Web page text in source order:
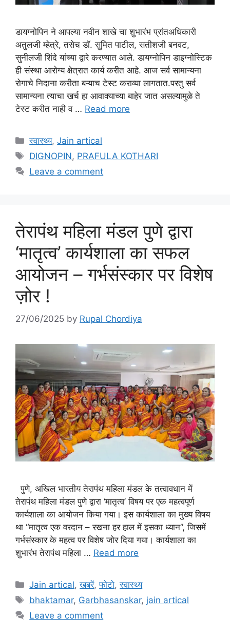
डायग्नोपिन ने आपल्या नवीन शाखे चा शुभारंभ प्रांतअधिकारी
अतुलजी म्हेत्रे, तसेच डॉ. सुमित पाटील, सतीशजी बनवट,
सुनीलजी शिंदे यांच्या द्वारे करण्यात आले. डायग्नोपिन डाइग्नोस्टिक
ही संस्था आरोग्य क्षेत्रात कार्य करीत आहे. आज सर्व सामान्यना
रोगाचे निदाना करीता बऱ्याच टेस्ट कराव्या लागतात.परतु सर्व
सामान्यना त्याचा खर्च हा आवाक्याच्या बाहेर जात असल्यामुळे ते
टेस्ट करीत नाही व … Read more
Categories
स्वास्थ्य,Jain artical
Tags
DIGNOPIN, PRAFULA KOTHARI
Leave a comment
तेरापंथ महिला मंडल पुणे द्वारा
‘मातृत्व’ कार्यशाला का सफल
आयोजन – गर्भसंस्कार पर विशेष
ज़ोर !
27/06/2025 by Rupal Chordiya
पुणे, अखिल भारतीय तेरापंथ महिला मंडल के तत्वावधान में
तेरापंथ महिला मंडल पुणे द्वारा ‘मातृत्व’ विषय पर एक महत्वपूर्ण
कार्यशाला का आयोजन किया गया। इस कार्यशाला का मुख्य विषय
था “मातृत्व एक वरदान – रखना हर हाल में इसका ध्यान”, जिसमें
गर्भसंस्कार के महत्व पर विशेष जोर दिया गया। कार्यशाला का
शुभारंभ तेरापंथ महिला … Read more
Categories
Jain artical,खबरें,फोटो,स्वास्थ्य
Tags
bhaktamar, Garbhasanskar, jain artical
Leave a comment